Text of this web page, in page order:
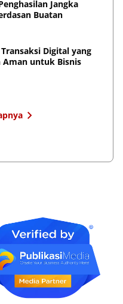
Jangka
Buatan
Transaksi Digital yang
Aman untuk Bisnis